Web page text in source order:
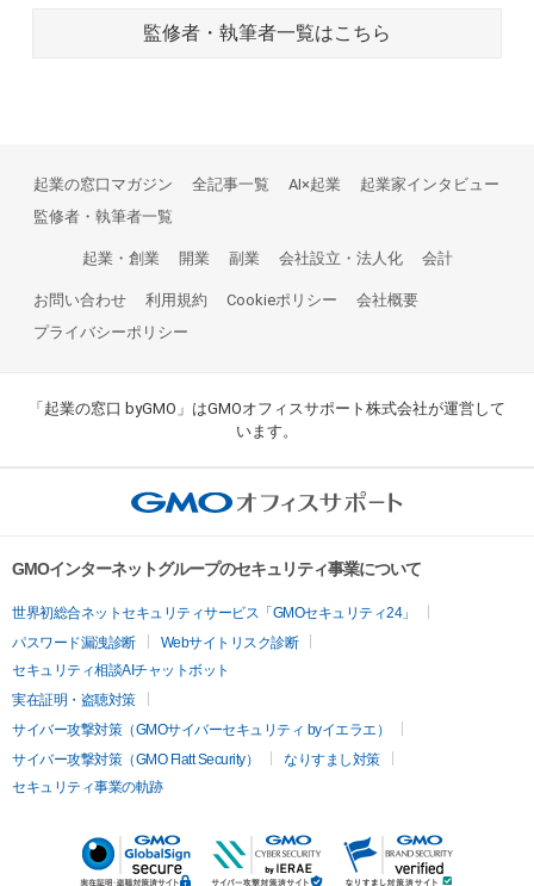
監修者・執筆者一覧はこちら
起業の窓口マガジン 全記事一覧 AI×起業
起業家インタビュー
監修者・執筆者一覧
起業・創業 開業 副業 会社設立・法人化 会計
お問い合わせ 利用規約 Cookieポリシー
会社概要
プライバシーポリシー
「起業の窓口 byGMO」はGMOオフィスサポート株式会社が運営して
います。
GMOインターネットグループのセキュリティ事業について
世界初総合ネットセキュリティサービス「GMOセキュリティ24」
パスワード漏洩診断
Webサイトリスク診断
セキュリティ相談AIチャットボット
実在証明・盗聴対策
サイバー攻撃対策（GMOサイバーセキュリティ byイエラエ）
サイバー攻撃対策（GMO Flatt Security）
なりすまし対策
セキュリティ事業の軌跡